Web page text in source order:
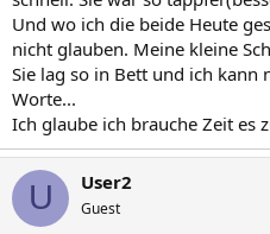
Und wo ich die beide Heute
nicht glauben. Meine kleine
Sie lag so in Bett und ich
Worte...
Ich glaube ich brauche Zeit es
U User2
Guest